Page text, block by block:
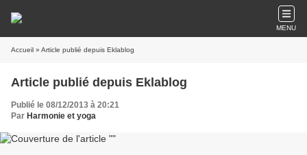
MENU
Accueil » Article publié depuis Eklablog
Article publié depuis Eklablog
Publié le 08/12/2013 à 20:21
Par Harmonie et yoga